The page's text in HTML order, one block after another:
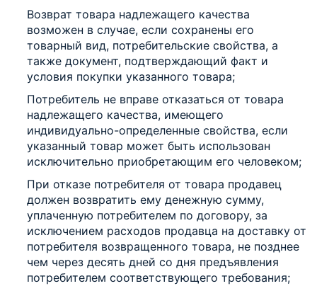
Возврат товара надлежащего качества
возможен в случае, если сохранены его
товарный вид, потребительские свойства, а
также документ, подтверждающий факт и
условия покупки указанного товара;
Потребитель не вправе отказаться от товара
надлежащего качества, имеющего
индивидуально-определенные свойства, если
указанный товар может быть использован
исключительно приобретающим его человеком;
При отказе потребителя от товара продавец
должен возвратить ему денежную сумму,
уплаченную потребителем по договору, за
исключением расходов продавца на доставку от
потребителя возвращенного товара, не позднее
чем через десять дней со дня предъявления
потребителем соответствующего требования;